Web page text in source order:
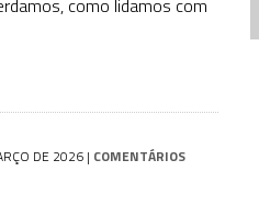
como lidamos com
DE 2026 | COMENTÁRIOS